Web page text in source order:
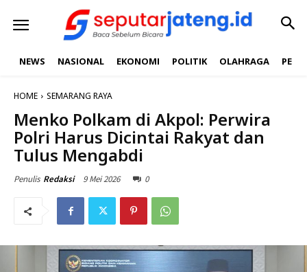
NEWS NASIONAL EKONOMI POLITIK OLAHRAGA
HOME SEMARANG RAYA
Menko Polkam di Akpol: Perwira
Polri Harus Dicintai Rakyat dan
Tulus Mengabdi
Penulis Redaksi 9 Mei 2026 0